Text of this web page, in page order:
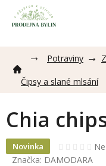
obsah
Potraviny
Čipsy a slané mlsání
Chia
Novinka
Značka: DAMODARA